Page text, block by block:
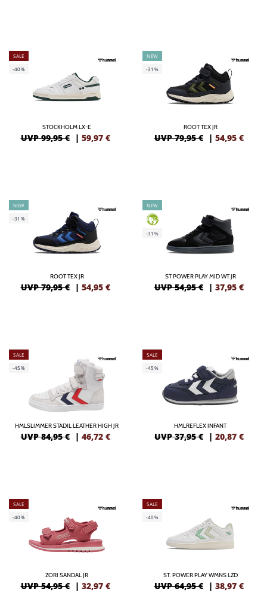
SALE
-40%
STOCKHOLM LX-E
UVP 99,95 € | 59,97 €
NEW
-31%
ROOT TEX JR
UVP 79,95 € | 54,95 €
NEW
-31%
ROOT TEX JR
UVP 79,95 € | 54,95 €
NEW
GREEN
-31%
ST POWER PLAY MID WT JR
UVP 54,95 € | 37,95 €
SALE
-45%
HMLSLIMMER STADIL LEATHER HIGH JR
UVP 84,95 € | 46,72 €
SALE
-45%
HMLREFLEX INFANT
UVP 37,95 € | 20,87 €
SALE
-40%
ZORI SANDAL JR
UVP 54,95 € | 32,97 €
SALE
-40%
ST. POWER PLAY WMNS LZD
UVP 64,95 € | 38,97 €